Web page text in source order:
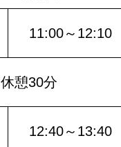
11:00～12:10
休憩30分
12:40～13:40